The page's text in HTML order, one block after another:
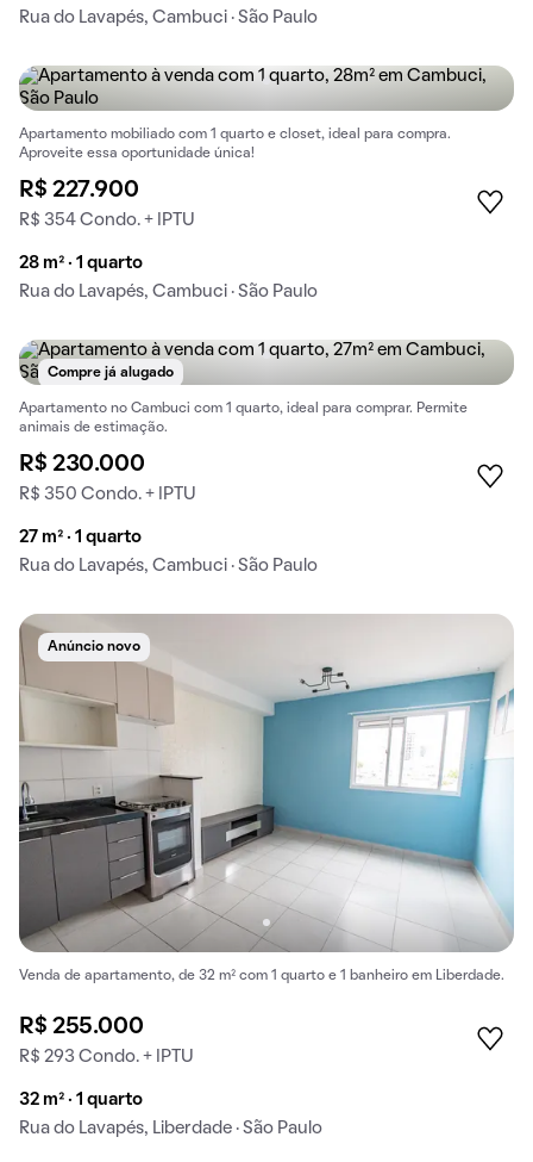
Rua do Lavapés, Cambuci · São Paulo
Apartamento mobiliado com 1 quarto e closet, ideal para compra.
Aproveite essa oportunidade única!
R$ 227.900
R$ 354 Condo. + IPTU
28 m² · 1 quarto
Rua do Lavapés, Cambuci · São Paulo
Compre já alugado
Apartamento no Cambuci com 1 quarto, ideal para comprar. Permite
animais de estimação.
R$ 230.000
R$ 350 Condo. + IPTU
27 m² · 1 quarto
Rua do Lavapés, Cambuci · São Paulo
Anúncio novo
Venda de apartamento, de 32 m² com 1 quarto e 1 banheiro em Liberdade.
R$ 255.000
R$ 293 Condo. + IPTU
32 m² · 1 quarto
Rua do Lavapés, Liberdade · São Paulo